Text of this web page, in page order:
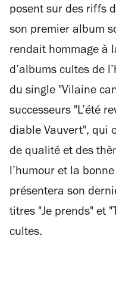
posent sur des riffs
son premier album
rendait hommage à
d’albums cultes de
du single "Vilaine
successeurs "L’été
diable Vauvert", qui
de qualité et des
l’humour et la
présentera son
titres "Je prends" et
cultes.